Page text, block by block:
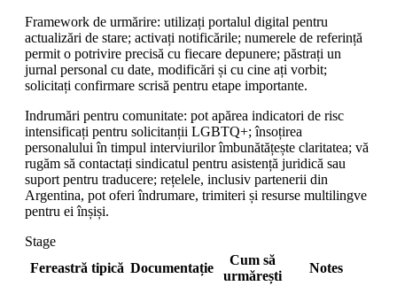
Framework de urmărire: utilizați portalul digital pentru
actualizări de stare; activați notificările; numerele de referință
permit o potrivire precisă cu fiecare depunere; păstrați un
jurnal personal cu date, modificări și cu cine ați vorbit;
solicitați confirmare scrisă pentru etape importante.
Indrumări pentru comunitate: pot apărea indicatori de risc
intensificați pentru solicitanții LGBTQ+; însoțirea
personalului în timpul interviurilor îmbunătățește claritatea; vă
rugăm să contactați sindicatul pentru asistență juridică sau
suport pentru traducere; rețelele, inclusiv partenerii din
Argentina, pot oferi îndrumare, trimiteri și resurse multilingve
pentru ei înșiși.
Stage
Fereastră tipică Documentație
Cum să
urmărești
Notes